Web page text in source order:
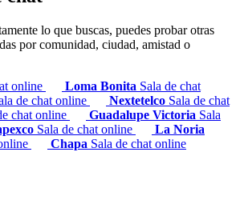
lo que buscas, puedes probar otras
por comunidad, ciudad, amistad o
online Loma Bonita Sala de chat
de chat online Nextetelco Sala de chat
chat online Guadalupe Victoria Sala
Sala de chat online
La Noria
Chapa Sala de chat online